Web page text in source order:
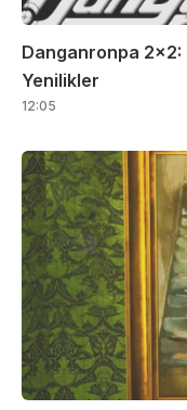
Danganronpa
Yenilikler
12:05